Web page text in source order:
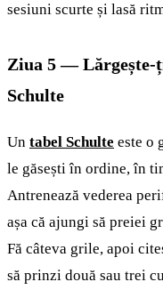
sesiuni scurte și lasă
Ziua 5 — Lărgește-
Schulte
Un tabel Schulte este o
le găsești în ordine, în
Antrenează vederea
așa că ajungi să preiei
Fă câteva grile, apoi
să prinzi două sau trei